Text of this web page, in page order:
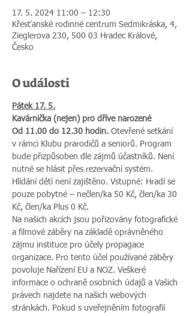
17. 5. 2024 11:00 – 12:30
Křesťanské rodinné centrum Sedmikráska, 4,
Zieglerova 230, 500 03 Hradec Králové,
Česko
O události
Pátek 17. 5.
Kavárnička (nejen) pro dříve narozené
Od 11.00 do 12.30 hodin. Otevřené setkání
v rámci Klubu prarodičů a seniorů. Program
bude přizpůsoben dle zájmů účastníků. Není
nutné se hlásit přes rezervační systém.
Hlídání dětí není zajištěno. Vstupné: Hradí se
pouze pobytné – nečlen/ka 50 Kč, člen/ka 30
Kč, člen/ka Plus 0 Kč.
Na našich akcích jsou pořizovány fotografické
a filmové záběry na základě oprávněného
zájmu instituce pro účely propagace
organizace. Pro tento účel používané záběry
povoluje Nařízení EU a NOZ. Veškeré
informace o ochraně osobních údajů a Vašich
právech najdete na našich webových
stránkách. Pokud s uveřejněním fotografií